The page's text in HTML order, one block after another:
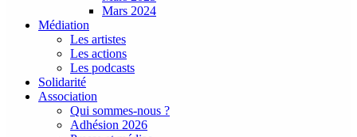
Mars 2024
Médiation
Les artistes
Les actions
Les podcasts
Solidarité
Association
Qui sommes-nous ?
Adhésion 2026